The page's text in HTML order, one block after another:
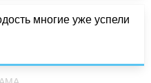
многие уже успели